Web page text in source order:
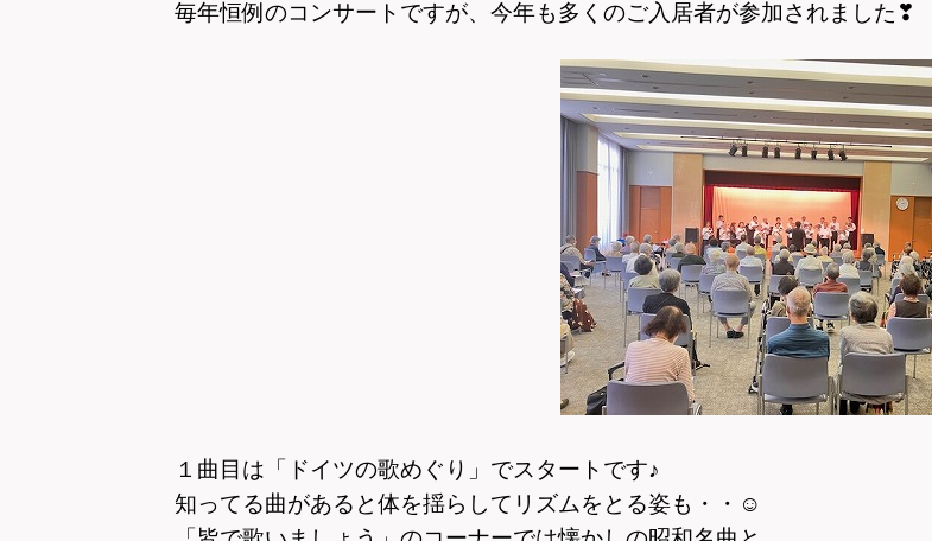
毎年恒例のコンサートですが、今年も多くのご入居者が参加されました ❣
１曲目は「ドイツの歌めぐり」でスタートです♪
知ってる曲があると体を揺らしてリズムをとる姿も・・ ☺